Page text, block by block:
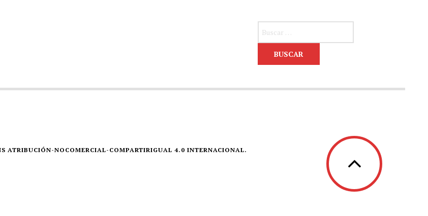
ATRIBUCIÓN-NOCOMERCIAL-COMPARTIRIGUAL 4.0 INTERNACIONAL.